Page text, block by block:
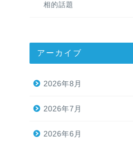
相的話題
アーカイブ
2026年8月
2026年7月
2026年6月